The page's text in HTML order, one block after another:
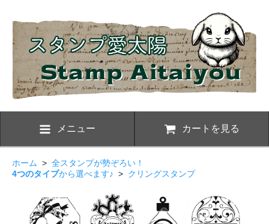
メニュー カートを見る
ホーム > 全スタンプが勢ぞろい！
4つのタイプから選べます♪ > クリングスタンプ